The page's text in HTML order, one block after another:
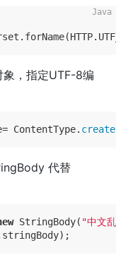
，指定UTF-8编
ContentType. create
代替
StringBody( "中文乱码"